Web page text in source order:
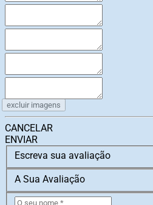
excluir imagens
CANCELAR
ENVIAR
Escreva sua avaliação
A Sua Avaliação